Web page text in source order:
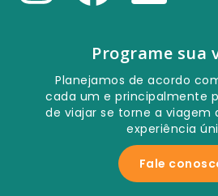
Programe sua
Planejamos de acordo
cada um e principalmente
de viajar se torne a viagem
experiência
Fale